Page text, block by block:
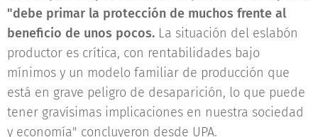
"debe primar la protección de muchos frente al
beneficio de unos pocos. La situación del eslabón
productor es crítica, con rentabilidades bajo
mínimos y un modelo familiar de producción que
está en grave peligro de desaparición, lo que puede
tener gravísimas implicaciones en nuestra sociedad
y economía" concluyeron desde UPA.